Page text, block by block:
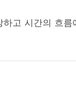
하고 시간의 흐